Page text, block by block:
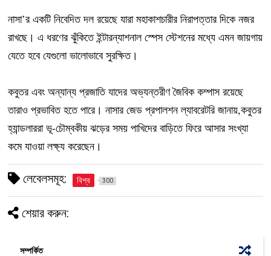
নাসা’র একটি নিবেদিত দল রয়েছে যারা মহাকাশচারীর নিরাপত্তার দিকে নজর
রাখছে। এ ধরণের ঝুঁকিতে ইন্টারন্যাশনাল স্পেস স্টেশনের মধ্যে এমন জায়গায়
যেতে হবে যেগুলো ভালোভাবে সুরক্ষিত।
কবুতর এবং অন্যান্য প্রজাতি যাদের অভ্যন্তরীণ জৈবিক কম্পাস রয়েছে
তারাও প্রভাবিত হতে পারে। নাসার জেড প্রপালশন ল্যাবরেটরি জানায়,কবুতর
হ্যান্ডলাররা ভূ-চৌম্বকীয় ঝড়ের সময় পাখিদের বাড়িতে ফিরে আসার সংখ্যা
কমে যাওয়া লক্ষ্য করেছেন।
লেবেলসমূহ: বিশ্ব 300
শেয়ার করুন:
সম্পর্কিত